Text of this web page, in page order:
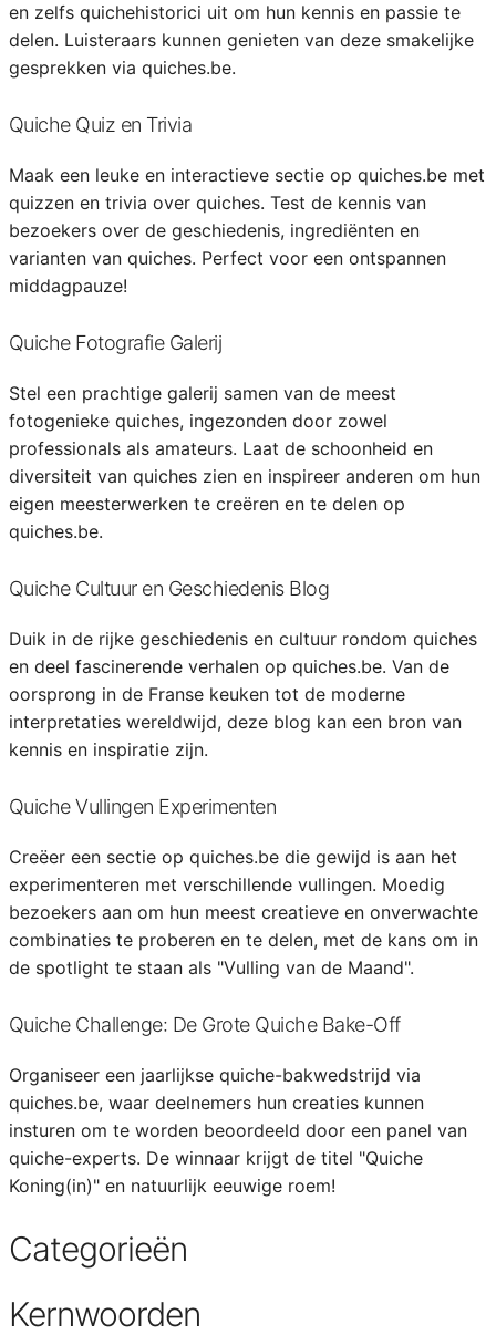
en zelfs quichehistorici uit om hun kennis en passie te
delen. Luisteraars kunnen genieten van deze smakelijke
gesprekken via quiches.be.
Quiche Quiz en Trivia
Maak een leuke en interactieve sectie op quiches.be met
quizzen en trivia over quiches. Test de kennis van
bezoekers over de geschiedenis, ingrediënten en
varianten van quiches. Perfect voor een ontspannen
middagpauze!
Quiche Fotografie Galerij
Stel een prachtige galerij samen van de meest
fotogenieke quiches, ingezonden door zowel
professionals als amateurs. Laat de schoonheid en
diversiteit van quiches zien en inspireer anderen om hun
eigen meesterwerken te creëren en te delen op
quiches.be.
Quiche Cultuur en Geschiedenis Blog
Duik in de rijke geschiedenis en cultuur rondom quiches
en deel fascinerende verhalen op quiches.be. Van de
oorsprong in de Franse keuken tot de moderne
interpretaties wereldwijd, deze blog kan een bron van
kennis en inspiratie zijn.
Quiche Vullingen Experimenten
Creëer een sectie op quiches.be die gewijd is aan het
experimenteren met verschillende vullingen. Moedig
bezoekers aan om hun meest creatieve en onverwachte
combinaties te proberen en te delen, met de kans om in
de spotlight te staan als "Vulling van de Maand".
Quiche Challenge: De Grote Quiche Bake-Off
Organiseer een jaarlijkse quiche-bakwedstrijd via
quiches.be, waar deelnemers hun creaties kunnen
insturen om te worden beoordeeld door een panel van
quiche-experts. De winnaar krijgt de titel "Quiche
Koning(in)" en natuurlijk eeuwige roem!
Categorieën
Kernwoorden